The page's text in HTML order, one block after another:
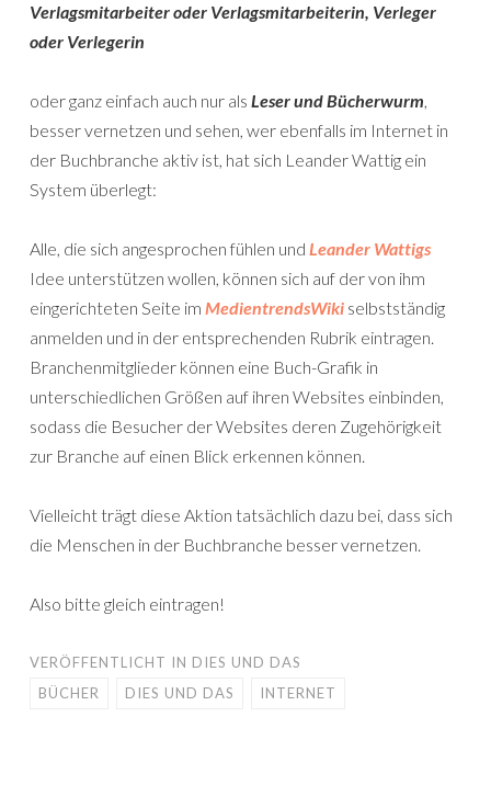
Verlagsmitarbeiter oder Verlagsmitarbeiterin, Verleger
oder Verlegerin
oder ganz einfach auch nur als Leser und Bücherwurm,
besser vernetzen und sehen, wer ebenfalls im Internet in
der Buchbranche aktiv ist, hat sich Leander Wattig ein
System überlegt:
Alle, die sich angesprochen fühlen und Leander Wattigs
Idee unterstützen wollen, können sich auf der von ihm
eingerichteten Seite im MedientrendsWiki selbstständig
anmelden und in der entsprechenden Rubrik eintragen.
Branchenmitglieder können eine Buch-Grafik in
unterschiedlichen Größen auf ihren Websites einbinden,
sodass die Besucher der Websites deren Zugehörigkeit
zur Branche auf einen Blick erkennen können.
Vielleicht trägt diese Aktion tatsächlich dazu bei, dass sich
die Menschen in der Buchbranche besser vernetzen.
Also bitte gleich eintragen!
VERÖFFENTLICHT IN DIES UND DAS
BÜCHER
DIES UND DAS INTERNET